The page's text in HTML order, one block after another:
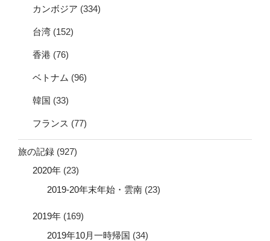
カンボジア (334)
台湾 (152)
香港 (76)
ベトナム (96)
韓国 (33)
フランス (77)
旅の記録 (927)
2020年 (23)
2019-20年末年始・雲南 (23)
2019年 (169)
2019年10月一時帰国 (34)